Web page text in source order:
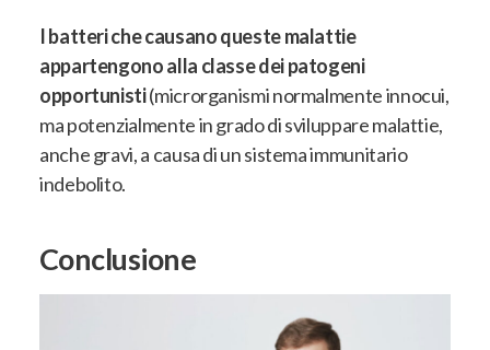
I batteri che causano queste malattie
appartengono alla classe dei patogeni
opportunisti(microrganisminormalmente innocui,
ma potenzialmente in grado di sviluppare malattie,
anche gravi, a causa di un sistema immunitario
indebolito.
Conclusione